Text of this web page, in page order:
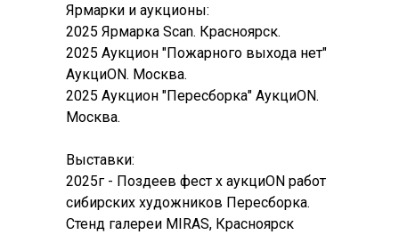
Ярмарки и аукционы:
2025 Ярмарка Scan. Красноярск.
2025 Аукцион "Пожарного выхода нет"
АукциON. Москва.
2025 Аукцион "Пересборка" АукциON.
Москва.
Выставки:
2025г - Поздеев фест х аукциON работ
сибирских художников Пересборка.
Стенд галереи MIRAS, Красноярск